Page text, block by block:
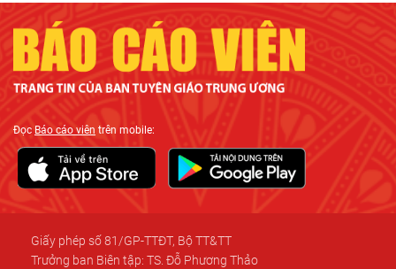
ĐọcBáo cáo viên trên mobile:
Giấy phép số 81/GP-TTĐT, Bộ TT&TT
Trưởng ban Biên tập: TS. Đỗ Phương Thảo